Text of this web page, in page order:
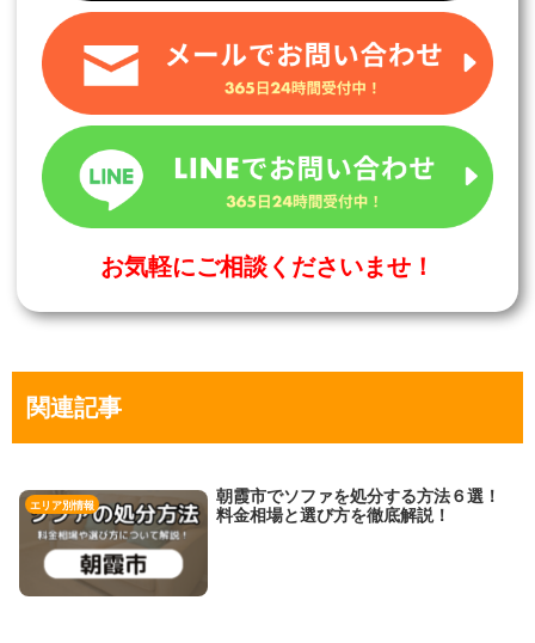
お気軽にご相談くださいませ！
関連記事
エリア別情報
朝霞市でソファを処分する方法６選！
料金相場と選び方を徹底解説！